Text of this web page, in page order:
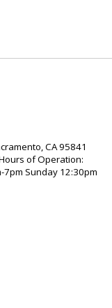
CA 95841
of Operation:
7pm Sunday 12:30pm